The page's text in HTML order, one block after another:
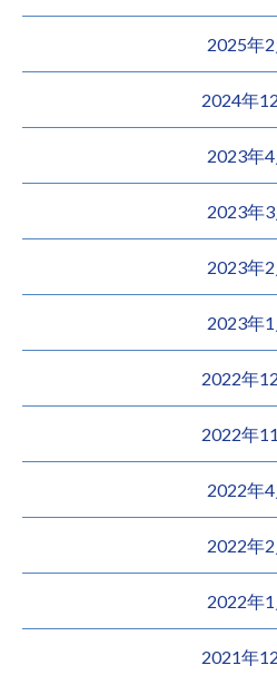
2025年2
2024年
2023年4
2023年3
2023年2
2023年1
2022年
2022年
2022年4
2022年2
2022年1
2021年